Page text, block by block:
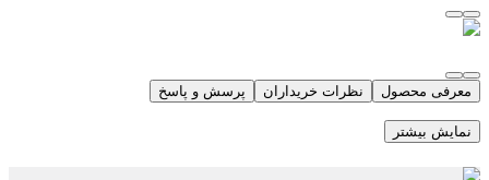
معرفی محصول نظرات خریداران پرسش و پاسخ
نمایش بیشتر